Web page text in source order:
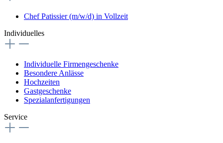
Chef Patissier (m/w/d) in Vollzeit
Individuelles
Individuelle Firmengeschenke
Besondere Anlässe
Hochzeiten
Gastgeschenke
Spezialanfertigungen
Service